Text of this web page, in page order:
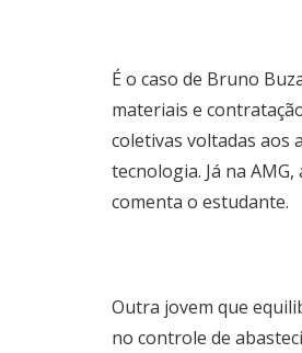
É o caso de Bruno
materiais e
coletivas voltadas aos
tecnologia. Já na
comenta o estudante.
Outra jovem que
no controle de